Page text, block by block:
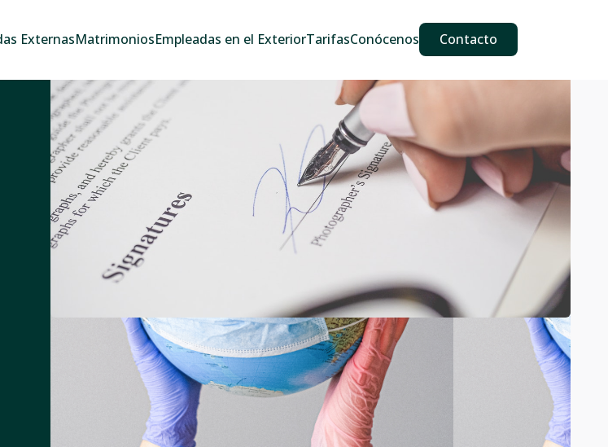
ExternasMatrimoniosEmpleadas en el ExteriorTarifasConócenos Contacto